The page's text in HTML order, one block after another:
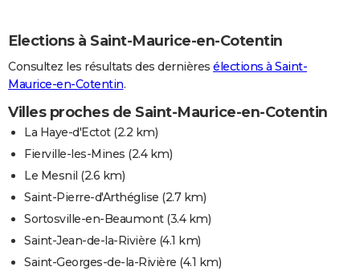
Elections à Saint-Maurice-en-Cotentin
Consultez les résultats des dernières élections à Saint-
Maurice-en-Cotentin.
Villes proches de Saint-Maurice-en-Cotentin
La Haye-d'Ectot(2.2 km)
Fierville-les-Mines (2.4 km)
Le Mesnil (2.6 km)
Saint-Pierre-d'Arthéglise (2.7 km)
Sortosville-en-Beaumont(3.4 km)
Saint-Jean-de-la-Rivière (4.1 km)
Saint-Georges-de-la-Rivière (4.1 km)